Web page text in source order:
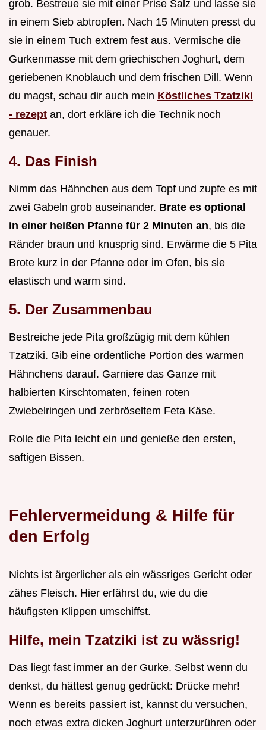
grob. Bestreue sie mit einer Prise Salz und lasse sie
in einem Sieb abtropfen. Nach 15 Minuten presst du
sie in einem Tuch extrem fest aus. Vermische die
Gurkenmasse mit dem griechischen Joghurt, dem
geriebenen Knoblauch und dem frischen Dill. Wenn
du magst, schau dir auch mein Köstliches Tzatziki
- rezept an, dort erkläre ich die Technik noch
genauer.
4. Das Finish
Nimm das Hähnchen aus dem Topf und zupfe es mit
zwei Gabeln grob auseinander. Brate es optional
in einer heißen Pfanne für 2 Minuten an, bis die
Ränder braun und knusprig sind. Erwärme die 5 Pita
Brote kurz in der Pfanne oder im Ofen, bis sie
elastisch und warm sind.
5. Der Zusammenbau
Bestreiche jede Pita großzügig mit dem kühlen
Tzatziki. Gib eine ordentliche Portion des warmen
Hähnchens darauf. Garniere das Ganze mit
halbierten Kirschtomaten, feinen roten
Zwiebelringen und zerbröseltem Feta Käse.
Rolle die Pita leicht ein und genieße den ersten,
saftigen Bissen.
Fehlervermeidung & Hilfe für
den Erfolg
Nichts ist ärgerlicher als ein wässriges Gericht oder
zähes Fleisch. Hier erfährst du, wie du die
häufigsten Klippen umschiffst.
Hilfe, mein Tzatziki ist zu wässrig!
Das liegt fast immer an der Gurke. Selbst wenn du
denkst, du hättest genug gedrückt: Drücke mehr!
Wenn es bereits passiert ist, kannst du versuchen,
noch etwas extra dicken Joghurt unterzurühren oder